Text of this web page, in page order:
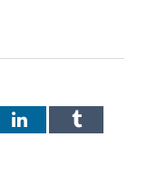
LinkedInTumblr